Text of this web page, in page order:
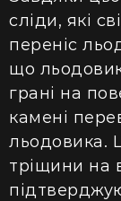
сліди, які
переніс
що
грані на
камені
льодовика.
тріщини на